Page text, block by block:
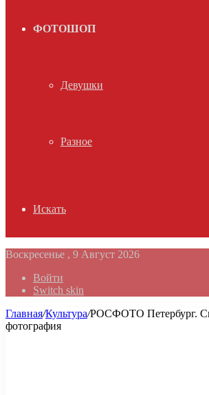
ФОТОШОП
Девушки
Разное
Искать
Воскресенье , 9 Август 2026
Войти
Switch skin
Главная/Культура/РОСФОТО Петербург.
фотография